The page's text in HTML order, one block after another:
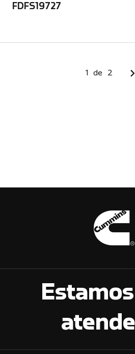
FDFS19727
1 de 2